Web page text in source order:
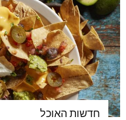
חדשות האוכל